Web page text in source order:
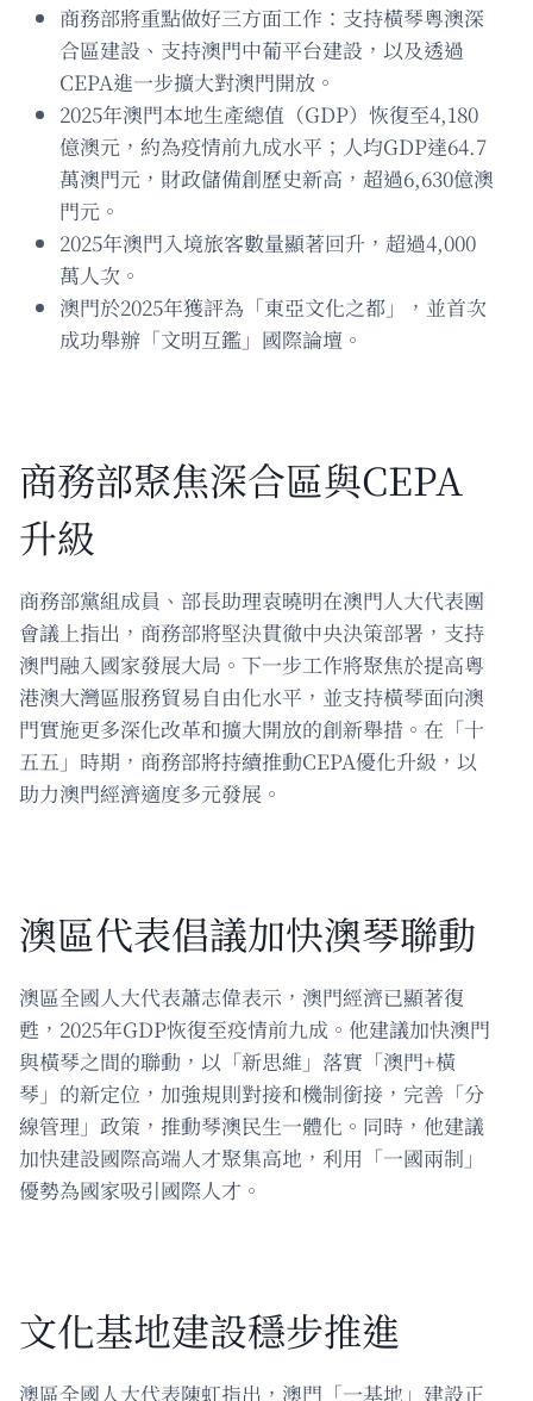
商務部將重點做好三方面工作：支持橫琴粵澳深
合區建設、支持澳門中葡平台建設，以及透過
CEPA進一步擴大對澳門開放。
2025年澳門本地生產總值（GDP）恢復至4,180
億澳元，約為疫情前九成水平；人均GDP達64.7
萬澳門元，財政儲備創歷史新高，超過6,630億澳
門元。
2025年澳門入境旅客數量顯著回升，超過4,000
萬人次。
澳門於2025年獲評為「東亞文化之都」，並首次
成功舉辦「文明互鑑」國際論壇。
商務部聚焦深合區與CEPA
升級
商務部黨組成員、部長助理袁曉明在澳門人大代表團
會議上指出，商務部將堅決貫徹中央決策部署，支持
澳門融入國家發展大局。下一步工作將聚焦於提高粵
港澳大灣區服務貿易自由化水平，並支持橫琴面向澳
門實施更多深化改革和擴大開放的創新舉措。在「十
五五」時期，商務部將持續推動CEPA優化升級，以
助力澳門經濟適度多元發展。
澳區代表倡議加快澳琴聯動
澳區全國人大代表蕭志偉表示，澳門經濟已顯著復
甦，2025年GDP恢復至疫情前九成。他建議加快澳門
與橫琴之間的聯動，以「新思維」落實「澳門+橫
琴」的新定位，加強規則對接和機制銜接，完善「分
線管理」政策，推動琴澳民生一體化。同時，他建議
加快建設國際高端人才聚集高地，利用「一國兩制」
優勢為國家吸引國際人才。
文化基地建設穩步推進
澳區全國人大代表陳虹指出，澳門「一基地」建設正